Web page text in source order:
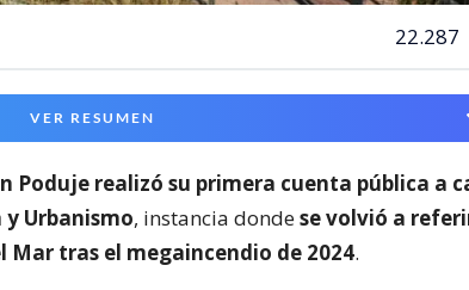
22.287
VER RESUMEN
Poduje realizó su primera cuenta pública a
Urbanismo, instancia dondese volvió a
Mar tras el megaincendio de 2024.